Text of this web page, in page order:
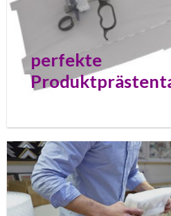
perfekte